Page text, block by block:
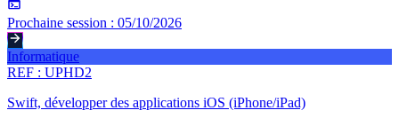
Prochaine session : 05/10/2026
Informatique
REF : UPHD2
Swift, développer des applications iOS (iPhone/iPad)